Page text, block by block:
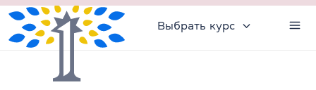
Выбрать курс